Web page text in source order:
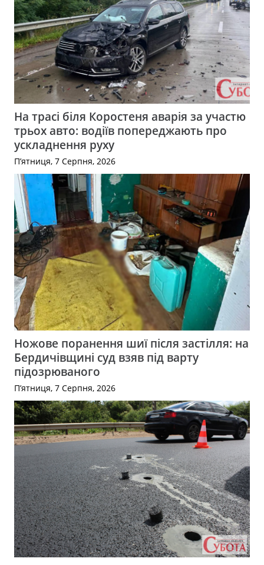
На трасі біля Коростеня аварія за участю
трьох авто: водіїв попереджають про
ускладнення руху
П’ятниця, 7 Серпня, 2026
Ножове поранення шиї після застілля: на
Бердичівщині суд взяв під варту
підозрюваного
П’ятниця, 7 Серпня, 2026